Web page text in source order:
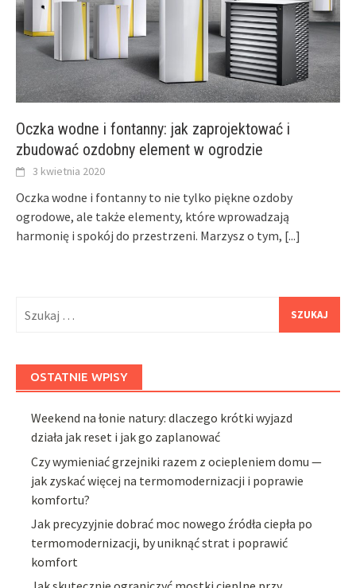
Oczka wodne i fontanny: jak zaprojektować i
zbudować ozdobny element w ogrodzie
3 kwietnia 2020
Oczka wodne i fontanny to nie tylko piękne ozdoby
ogrodowe, ale także elementy, które wprowadzają
harmonię i spokój do przestrzeni. Marzysz o tym, [...]
OSTATNIE WPISY
Weekend na łonie natury: dlaczego krótki wyjazd
działa jak reset i jak go zaplanować
Czy wymieniać grzejniki razem z ociepleniem domu —
jak zyskać więcej na termomodernizacji i poprawie
komfortu?
Jak precyzyjnie dobrać moc nowego źródła ciepła po
termomodernizacji, by uniknąć strat i poprawić
komfort